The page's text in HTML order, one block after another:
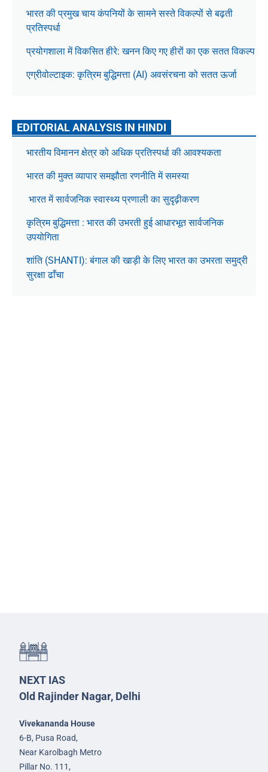
भारत की प्रमुख चाय कंपनियों के सामने सस्ते विकल्पों से बढ़ती
प्रतिस्पर्धा
प्रयोगशाला में विकसित हीरे: खनन किए गए हीरों का एक सतत विकल्प
एग्रीवोल्टाइक: कृत्रिम बुद्धिमत्ता (AI) अवसंरचना को सतत ऊर्जा
EDITORIAL ANALYSIS IN HINDI
भारतीय विमानन क्षेत्र को अधिक प्रतिस्पर्धा की आवश्यकता
भारत की मुक्त व्यापार समझौता रणनीति में समस्या
भारत में सार्वजनिक स्वास्थ्य प्रणाली का सुदृढ़ीकरण
कृत्रिम बुद्धिमत्ता : भारत की उभरती हुई आधारभूत सार्वजनिक
उपयोगिता
शांति (SHANTI): बंगाल की खाड़ी के लिए भारत का उभरता समुद्री
सुरक्षा ढाँचा
NEXT IAS
Old Rajinder Nagar, Delhi
Vivekananda House
6-B, Pusa Road,
Near Karolbagh Metro
Pillar No. 111,